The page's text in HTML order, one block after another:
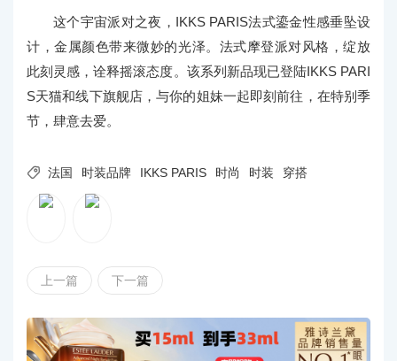
这个宇宙派对之夜，IKKS PARIS法式鎏金性感垂坠设
计，金属颜色带来微妙的光泽。法式摩登派对风格，绽放
此刻灵感，诠释摇滚态度。该系列新品现已登陆IKKS PARI
S天猫和线下旗舰店，与你的姐妹一起即刻前往，在特别季
节，肆意去爱。
 法国 时装品牌 IKKS PARIS 时尚 时装 穿搭
上一篇 下一篇